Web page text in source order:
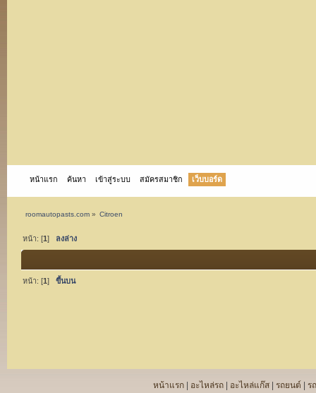
หน้าแรก ค้นหา เข้าสู่ระบบ สมัครสมาชิก เว็บบอร์ด
roomautopasts.com» Citroen
หน้า: [1] ลงล่าง
หน้า: [1 ] ขึ้นบน
หน้าแรก อะไหล่รถ อะไหล่แก๊ส รถยนต์ ร